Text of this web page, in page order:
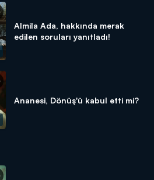
Almila Ada, hakkında merak
edilen soruları yanıtladı!
Ananesi, Dönüş'ü kabul etti mi?